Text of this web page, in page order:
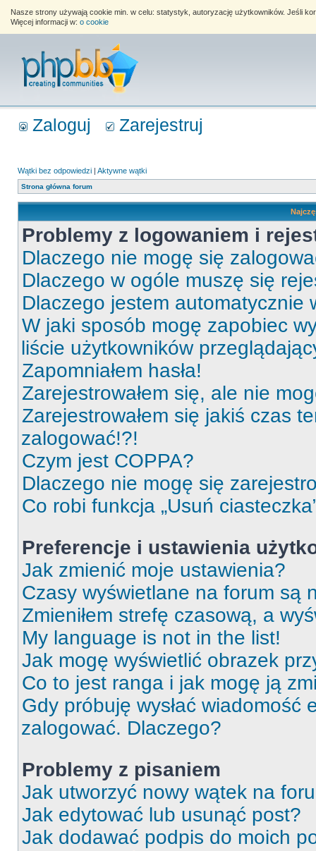
Nasze strony używają cookie min. w celu: statystyk, autoryzację użytkowników. Jeśli
Więcej informacji w: o cookie
Zaloguj Zarejestruj
Wątki bez odpowiedzi | Aktywne wątki
Strona główna forum
Problemy z logowaniem i
Dlaczego nie mogę się
Dlaczego w ogóle muszę się
Dlaczego jestem automatycznie
W jaki sposób mogę zapobiec
liście użytkowników
Zapomniałem hasła!
Zarejestrowałem się, ale nie
Zarejestrowałem się jakiś czas
zalogować!?!
Czym jest COPPA?
Dlaczego nie mogę się
Co robi funkcja „Usuń
Preferencje i ustawienia
Jak zmienić moje ustawienia?
Czasy wyświetlane na forum są
Zmieniłem strefę czasową, a
My language is not in the list!
Jak mogę wyświetlić obrazek
Co to jest ranga i jak mogę ją
Gdy próbuję wysłać wiadomość
zalogować. Dlaczego?
Problemy z pisaniem
Jak utworzyć nowy wątek na
Jak edytować lub usunąć post?
Jak dodawać podpis do moich